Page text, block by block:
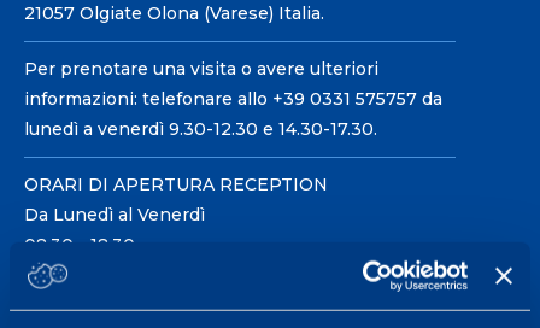
21057 Olgiate Olona (Varese) Italia.
Per prenotare una visita o avere ulteriori
informazioni: telefonare allo +39 0331 575757 da
lunedì a venerdì 9.30-12.30 e 14.30-17.30.
ORARI DI APERTURA RECEPTION
Da Lunedì al Venerdì
08.30 - 18.30